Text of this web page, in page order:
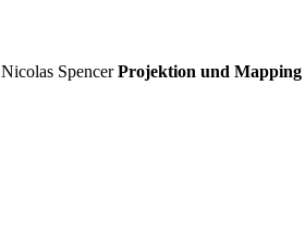
Nicolas SpencerProjektion und Mapping